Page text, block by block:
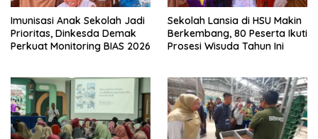
Imunisasi Anak Sekolah Jadi
Prioritas, Dinkesda Demak
Perkuat Monitoring BIAS 2026
Sekolah Lansia di HSU Makin
Berkembang, 80 Peserta Ikuti
Prosesi Wisuda Tahun Ini